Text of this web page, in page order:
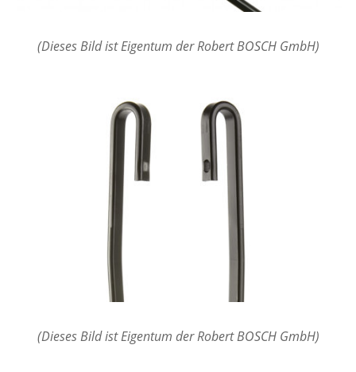
(Dieses Bild ist Eigentum der Robert BOSCH GmbH)
(Dieses Bild ist Eigentum der Robert BOSCH GmbH)